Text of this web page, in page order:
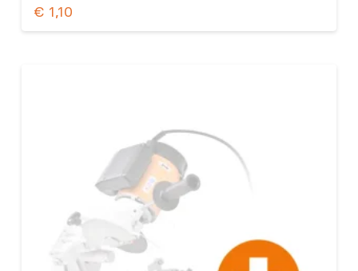
€ 1,10